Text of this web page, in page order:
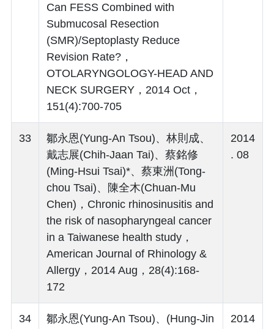
Can FESS Combined with
Submucosal Resection
(SMR)/Septoplasty Reduce
Revision Rate?，
OTOLARYNGOLOGY-HEAD AND
NECK SURGERY，2014 Oct，
151(4):700-705
33
鄒永恩(Yung-An Tsou)、林則成、
戴志展(Chih-Jaan Tai)、蔡銘修
(Ming-Hsui Tsai)*、蔡東洲(Tong-
chou Tsai)、陳全木(Chuan-Mu
Chen)，Chronic rhinosinusitis and
the risk of nasopharyngeal cancer
in a Taiwanese health study，
American Journal of Rhinology &
Allergy，2014 Aug，28(4):168-
172
2014
. 08
34
鄒永恩(Yung-An Tsou)、(Hung-Jin
2014